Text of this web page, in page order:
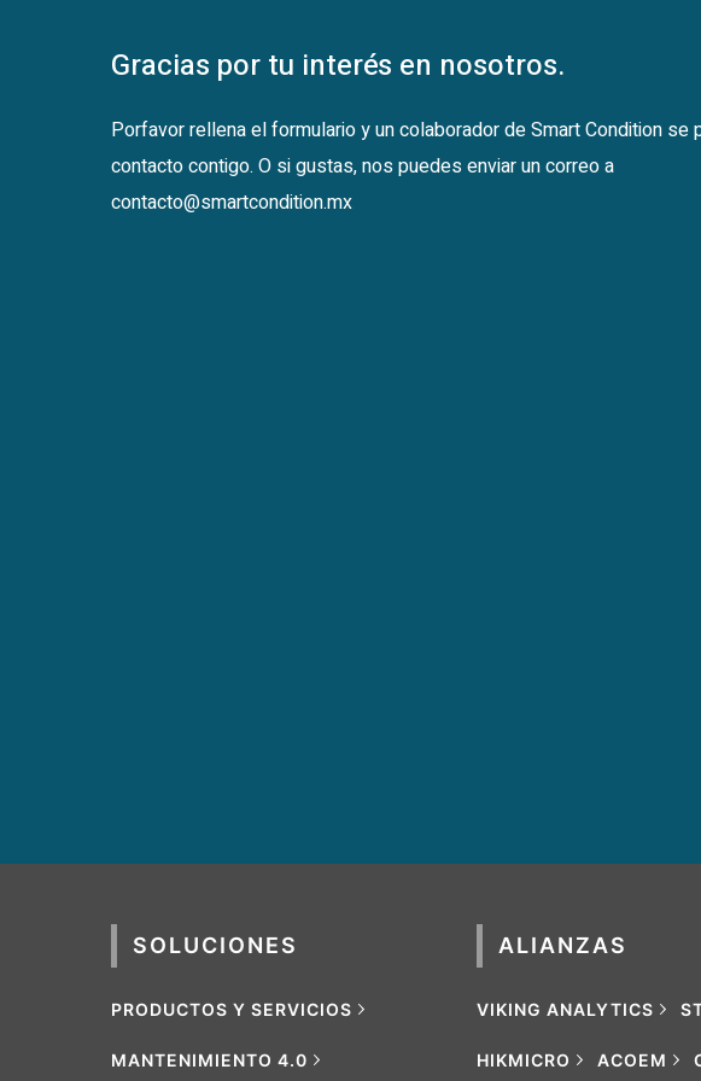
Gracias por tu interés en nosotros.
Porfavor rellena el formulario y un colaborador de Smart Condition se
contacto contigo. O si gustas, nos puedes enviar un correo a
contacto@smartcondition.mx
SOLUCIONES
PRODUCTOS Y SERVICIOS
MANTENIMIENTO 4.0
ALIANZAS
VIKING ANALYTICS
HIKMICRO ACOEM